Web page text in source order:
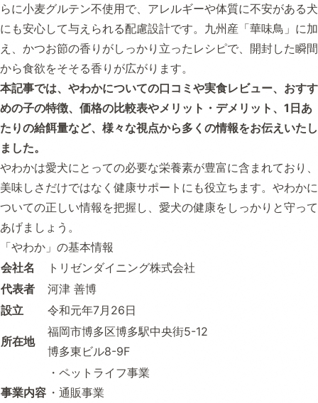
らに小麦グルテン不使用で、アレルギーや体質に不安がある犬
にも安心して与えられる配慮設計です。九州産「華味鳥」に加
え、かつお節の香りがしっかり立ったレシピで、開封した瞬間
から食欲をそそる香りが広がります。
本記事では、やわかについての口コミや実食レビュー、おすす
めの子の特徴、価格の比較表やメリット・デメリット、1日あ
たりの給餌量など、様々な視点から多くの情報をお伝えいたし
ました。
やわかは愛犬にとっての必要な栄養素が豊富に含まれており、
美味しさだけではなく健康サポートにも役立ちます。やわかに
ついての正しい情報を把握し、愛犬の健康をしっかりと守って
あげましょう。
「やわか」の基本情報
会社名
トリゼンダイニング株式会社
代表者
河津 善博
設立
令和元年7月26日
所在地
福岡市博多区博多駅中央街5-12
博多東ビル8-9F
事業内容
・ペットライフ事業
・通販事業